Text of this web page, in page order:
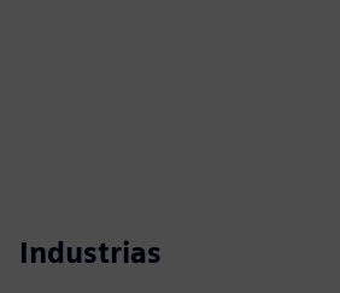
Industrias